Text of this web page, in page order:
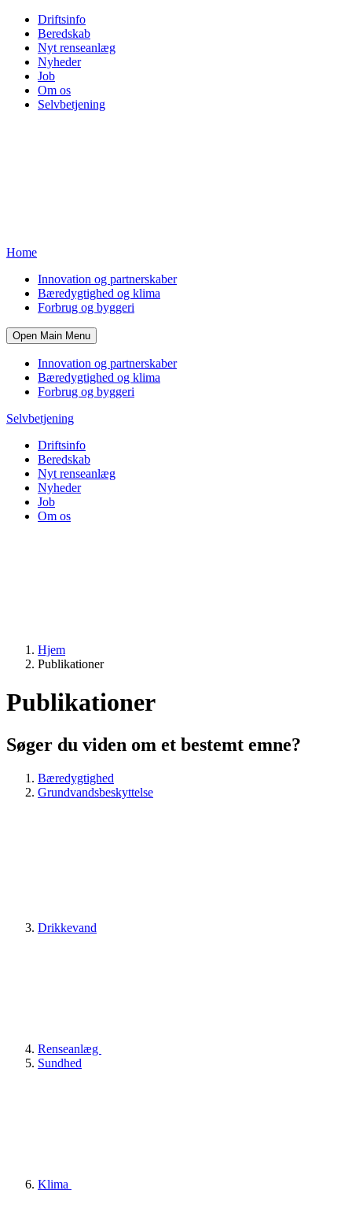
Driftsinfo
Beredskab
Nyt renseanlæg
Nyheder
Job
Om os
Selvbetjening
Home
Innovation og partnerskaber
Bæredygtighed og klima
Forbrug og byggeri
Open Main Menu
Innovation og partnerskaber
Bæredygtighed og klima
Forbrug og byggeri
Selvbetjening
Driftsinfo
Beredskab
Nyt renseanlæg
Nyheder
Job
Om os
Hjem
Publikationer
Publikationer
Søger du viden om et bestemt emne?
Bæredygtighed
Grundvandsbeskyttelse
Drikkevand
Renseanlæg
Sundhed
Klima